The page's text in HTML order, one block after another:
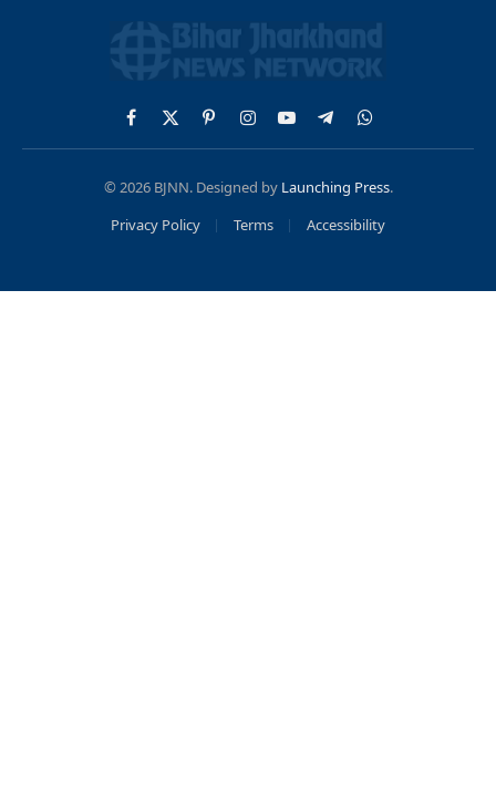
Facebook
X
(Twitter)
PinterestInstagram
YouTubeTelegramWhatsApp
© 2026 BJNN. Designed by Launching Press.
Privacy Policy
Terms Accessibility